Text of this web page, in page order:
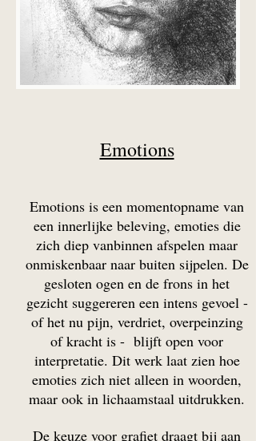
Emotions
Emotions is een momentopname van
een innerlijke beleving, emoties die
zich diep vanbinnen afspelen maar
onmiskenbaar naar buiten sijpelen. De
gesloten ogen en de frons in het
gezicht suggereren een intens gevoel -
of het nu pijn, verdriet, overpeinzing
of kracht is - blijft open voor
interpretatie. Dit werk laat zien hoe
emoties zich niet alleen in woorden,
maar ook in lichaamstaal uitdrukken.
De keuze voor grafiet draagt bij aan